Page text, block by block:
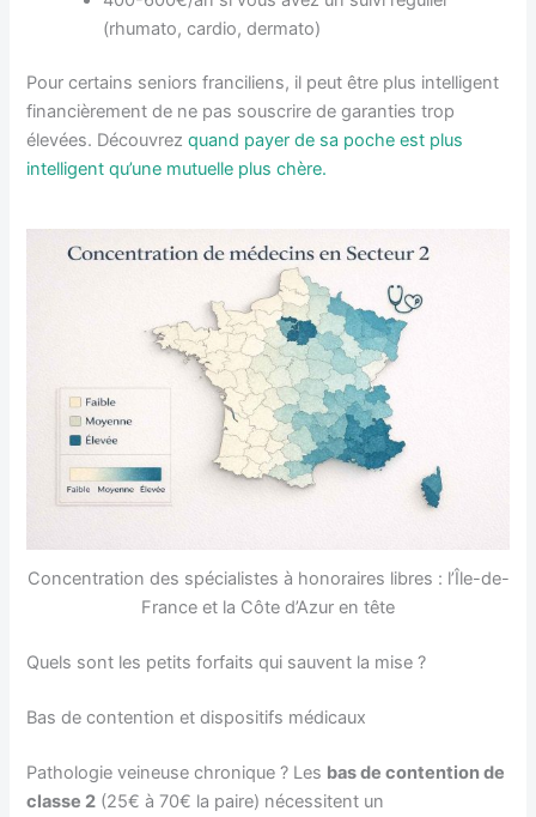
(rhumato, cardio, dermato)
Pour certains seniors franciliens, il peut être plus intelligent
financièrement de ne pas souscrire de garanties trop
élevées. Découvrezquand payer de sa poche est plus
intelligent qu’une mutuelle plus chère.
Concentration des spécialistes à honoraires libres : l’Île-de-
France et la Côte d’Azur en tête
Quels sont les petits forfaits qui sauvent la mise ?
Bas de contention et dispositifs médicaux
Pathologie veineuse chronique ? Les bas de contention de
classe 2 (25€ à 70€ la paire) nécessitent un